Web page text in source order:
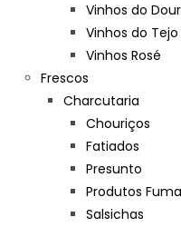
Vinhos do
Vinhos do
Vinhos Rosé
Frescos
Charcutaria
Chouriços
Fatiados
Presunto
Produtos
Salsichas